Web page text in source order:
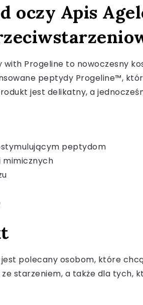
oczy Apis
Progeline to nowoczesny
peptydy Progeline™,
jest delikatny, a
peptydom
mimicznych
polecany osobom, które
starzeniem, a także dla